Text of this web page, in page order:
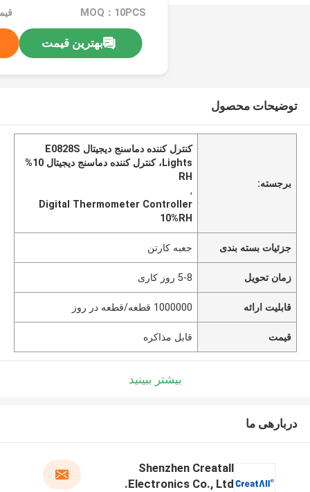
MOQ：10PCS
بهترین قیمت
توضیحات محصول
برجسته:
کنترل کننده دماسنج دیجیتال E0828S
Lights، کنترل کننده دماسنج دیجیتال 10%
RH
,
Digital Thermometer Controller
10%RH
جزئیات بسته بندی جعبه کارتن
زمان تحویل 5-8 روز کاری
قابلیت ارائه 1000000 قطعه/قطعه در روز
قیمت قابل مذاکره
بیشتر ببینید
دربارهی ما
Shenzhen Creatall
Electronics Co., Ltd.